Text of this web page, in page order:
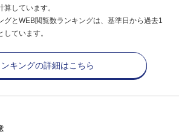
しています。
とWEB閲覧数ランキングは、基準日から過去1
ています。
ンキングの詳細はこちら